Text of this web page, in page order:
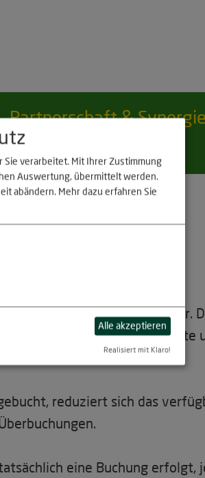
Partnerschaft&
nutzen
zentral im Tmanager.
der eigenen Webseite
reduziert sich das
eine Buchung erfolgt,
verarbeitet. Mit Ihrer Zustimmung
Auswertung, übermittelt werden.
abändern. Mehr dazu erfahren Sie
Alle akzeptieren
Realisiert mit Klaro!